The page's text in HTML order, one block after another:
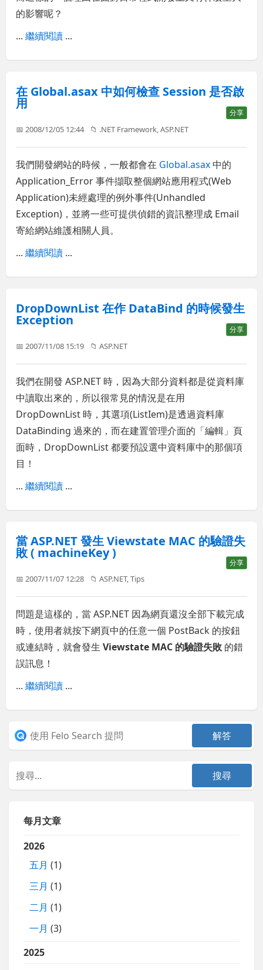
的影響呢？
...繼續閱讀 ...
在 Global.asax 中如何檢查 Session 是否啟
用
分享
📅 2008/12/05 12:44 📁 .NET Framework,ASP.NET
我們開發網站的時候，一般都會在 Global.asax 中的
Application_Error 事件擷取整個網站應用程式(Web
Application)未經處理的例外事件(Unhandled
Exception)，並將一些可提供偵錯的資訊整理成 Email
寄給網站維護相關人員。
...繼續閱讀 ...
DropDownList 在作 DataBind 的時候發生
Exception
分享
📅 2007/11/08 15:19 📁ASP.NET
我們在開發 ASP.NET 時，因為大部分資料都是從資料庫
中讀取出來的，所以很常見的情況是在用
DropDownList 時，其選項(ListIem)是透過資料庫
DataBinding 過來的，而在建置管理介面的「編輯」頁
面時，DropDownList 都要預設選中資料庫中的那個項
目！
...繼續閱讀 ...
當 ASP.NET 發生 Viewstate MAC 的驗證失
敗 ( machineKey )
分享
📅 2007/11/07 12:28 📁ASP.NET,Tips
問題是這樣的，當 ASP.NET 因為網頁還沒全部下載完成
時，使用者就按下網頁中的任意一個 PostBack 的按鈕
或連結時，就會發生Viewstate MAC 的驗證失敗 的錯
誤訊息！
...繼續閱讀 ...
每月文章
2026
五月 (1)
三月 (1)
二月 (1)
一月 (3)
2025